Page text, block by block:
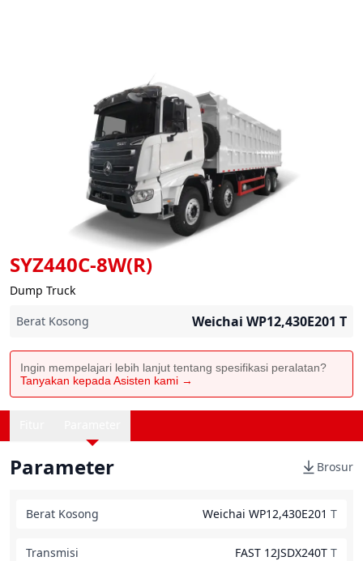
SYZ440C-8W(R)
Dump Truck
Berat Kosong
Weichai WP12,430E201 T
Ingin mempelajari lebih lanjut tentang spesifikasi peralatan?
Tanyakan kepada Asisten kami →
Parameter Brosur
Berat Kosong Weichai WP12,430E201 T
Transmisi FAST 12JSDX240T T